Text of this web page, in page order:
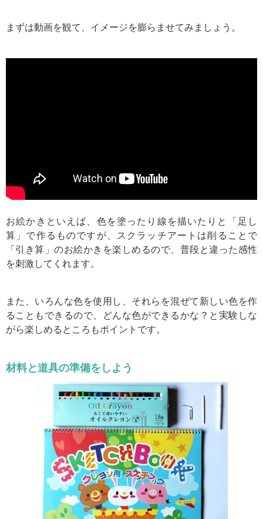
まずは動画を観て、イメージを膨らませてみましょう。
お絵かきといえば、色を塗ったり線を描いたりと「足し
算」で作るものですが、
スクラッチアートは削ることで
「引き算」のお絵かきを楽しめるので、普段と違った感性
を刺激してくれます。
また、いろんな色を使用し、それらを混ぜて新しい色を作
ることもできるので、どんな色ができるかな？と実験しな
がら楽しめるところもポイントです。
材料と道具の準備をしよう